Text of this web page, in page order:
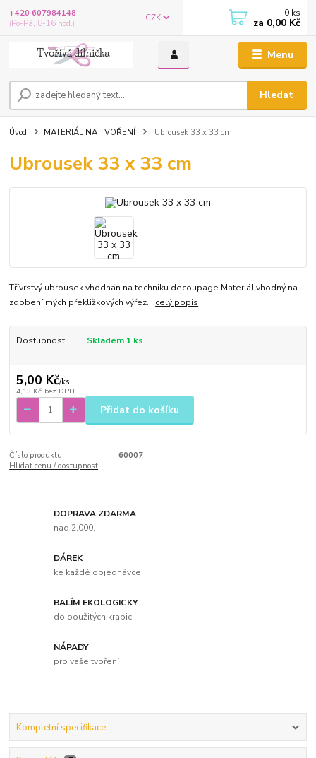
Menu
CZK
Hledat
+420 607984148
(Po-Pá, 8-16 hod.)
0 ks
za 0,00 Kč
Úvod MATERIÁL NA TVOŘENÍ Ubrousek 33 x 33 cm
Ubrousek 33 x 33 cm
Třívrstvý ubrousek vhodnán na techniku decoupage.Materiál vhodný na
zdobení mých překližkových výřez... celý popis
Dostupnost Skladem 1 ks
5,00 Kč/ks
4,13 Kč bez DPH
Přidat do košíku
Číslo produktu:
60007
Hlídat cenu / dostupnost
DOPRAVA ZDARMA
nad 2.000,-
DÁREK
ke každé objednávce
BALÍM EKOLOGICKY
do použitých krabic
NÁPADY
pro vaše tvoření
Kompletní specifikace